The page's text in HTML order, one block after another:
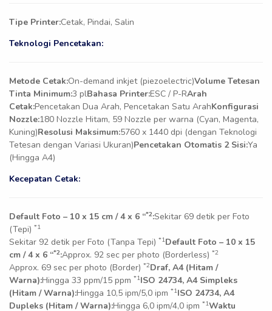
Tipe Printer:Cetak, Pindai, Salin
Teknologi Pencetakan:
Metode Cetak:On-demand inkjet (piezoelectric)Volume Tetesan
Tinta Minimum:3 plBahasa Printer:ESC / P-RArah
Cetak:Pencetakan Dua Arah, Pencetakan Satu ArahKonfigurasi
Nozzle:180 Nozzle Hitam, 59 Nozzle per warna (Cyan, Magenta,
Kuning)Resolusi Maksimum:5760 x 1440 dpi (dengan Teknologi
Tetesan dengan Variasi Ukuran)Pencetakan Otomatis 2 Sisi:Ya
(Hingga A4)
Kecepatan Cetak:
Default Foto – 10 x 15 cm / 4 x 6 “*2:Sekitar 69 detik per Foto
(Tepi) *1
Sekitar 92 detik per Foto (Tanpa Tepi) *1Default Foto – 10 x 15
cm / 4 x 6 “*2:Approx. 92 sec per photo (Borderless) *2
Approx. 69 sec per photo (Border) *2Draf, A4 (Hitam /
Warna):Hingga 33 ppm/15 ppm *1ISO 24734, A4 Simpleks
(Hitam / Warna):Hingga 10,5 ipm/5,0 ipm *1ISO 24734, A4
Dupleks (Hitam / Warna):Hingga 6,0 ipm/4,0 ipm *1Waktu